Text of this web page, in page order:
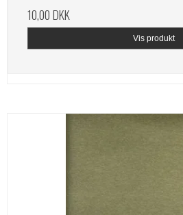
10,00 DKK
Vis produkt